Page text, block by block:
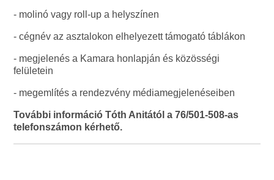
- molinó vagy roll-up a helyszínen
- cégnév az asztalokon elhelyezett támogató táblákon
- megjelenés a Kamara honlapján és közösségi
felületein
- megemlítés a rendezvény médiamegjelenéseiben
További információ Tóth Anitától a 76/501-508-as
telefonszámon kérhető.